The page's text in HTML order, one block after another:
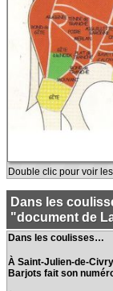
Double clic pour voir
Dans les
"document de
Dans les coulisses…
À Saint-Julien-de-
Barjots fait son